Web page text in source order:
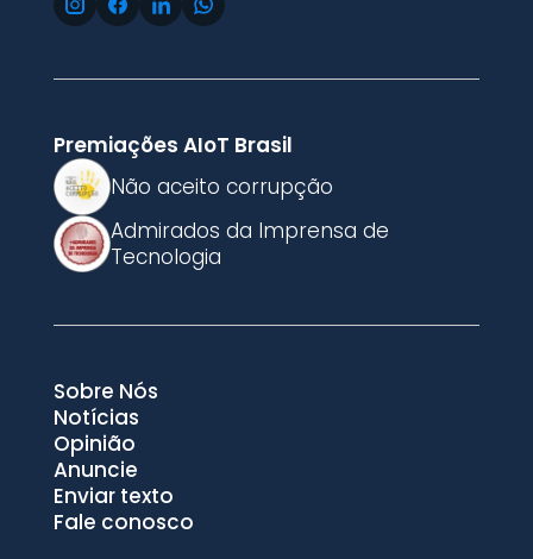
Premiações AIoT Brasil
Não aceito corrupção
Admirados da Imprensa de
Tecnologia
Sobre Nós
Notícias
Opinião
Anuncie
Enviar texto
Fale conosco